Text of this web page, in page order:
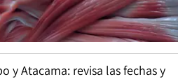
y Atacama: revisa las fechas y